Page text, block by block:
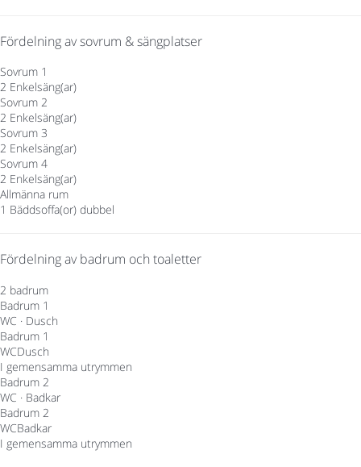
Fördelning av sovrum & sängplatser
Sovrum 1
2 Enkelsäng(ar)
Sovrum 2
2 Enkelsäng(ar)
Sovrum 3
2 Enkelsäng(ar)
Sovrum 4
2 Enkelsäng(ar)
Allmänna rum
1 Bäddsoffa(or) dubbel
Fördelning av badrum och toaletter
2 badrum
Badrum 1
WC · Dusch
Badrum 1
WCDusch
I gemensamma utrymmen
Badrum 2
WC · Badkar
Badrum 2
WCBadkar
I gemensamma utrymmen